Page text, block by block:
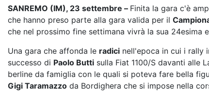
SANREMO (IM), 23 settembre – Finita la gara c'è
che hanno preso parte alla gara valida per il
che nel prossimo fine settimana vivrà la sua 24esima
Una gara che affonda le radici nell'epoca in cui i rally
successo di Paolo Butti sulla Fiat 1100/S davanti alle
berline da famiglia con le quali si poteva fare bella
Gigi Taramazzo da Bordighera che si impose nella